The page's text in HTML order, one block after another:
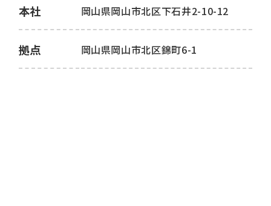
本社 岡山県岡山市北区下石井2-10-12
拠点 岡山県岡山市北区錦町6-1